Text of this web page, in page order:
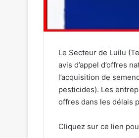
Le Secteur de Luilu
avis d’appel d’offres
l’acquisition de
pesticides). Les
offres dans les délais
Cliquez sur ce lien